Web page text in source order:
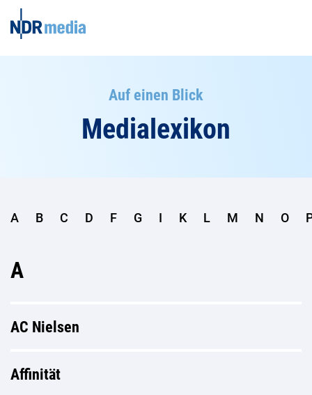
Auf einen Blick
Medialexikon
A B C D F G I K L M N O
A
AC Nielsen
Affinität